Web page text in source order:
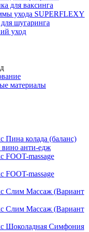
для ваксинга
ухода SUPERFLEXY
шугаринга
уход
материалы
Пина колада (баланс)
вино анти-едж
massage
massage
Слим Массаж (Вариант
Слим Массаж (Вариант
Шоколадная Симфония